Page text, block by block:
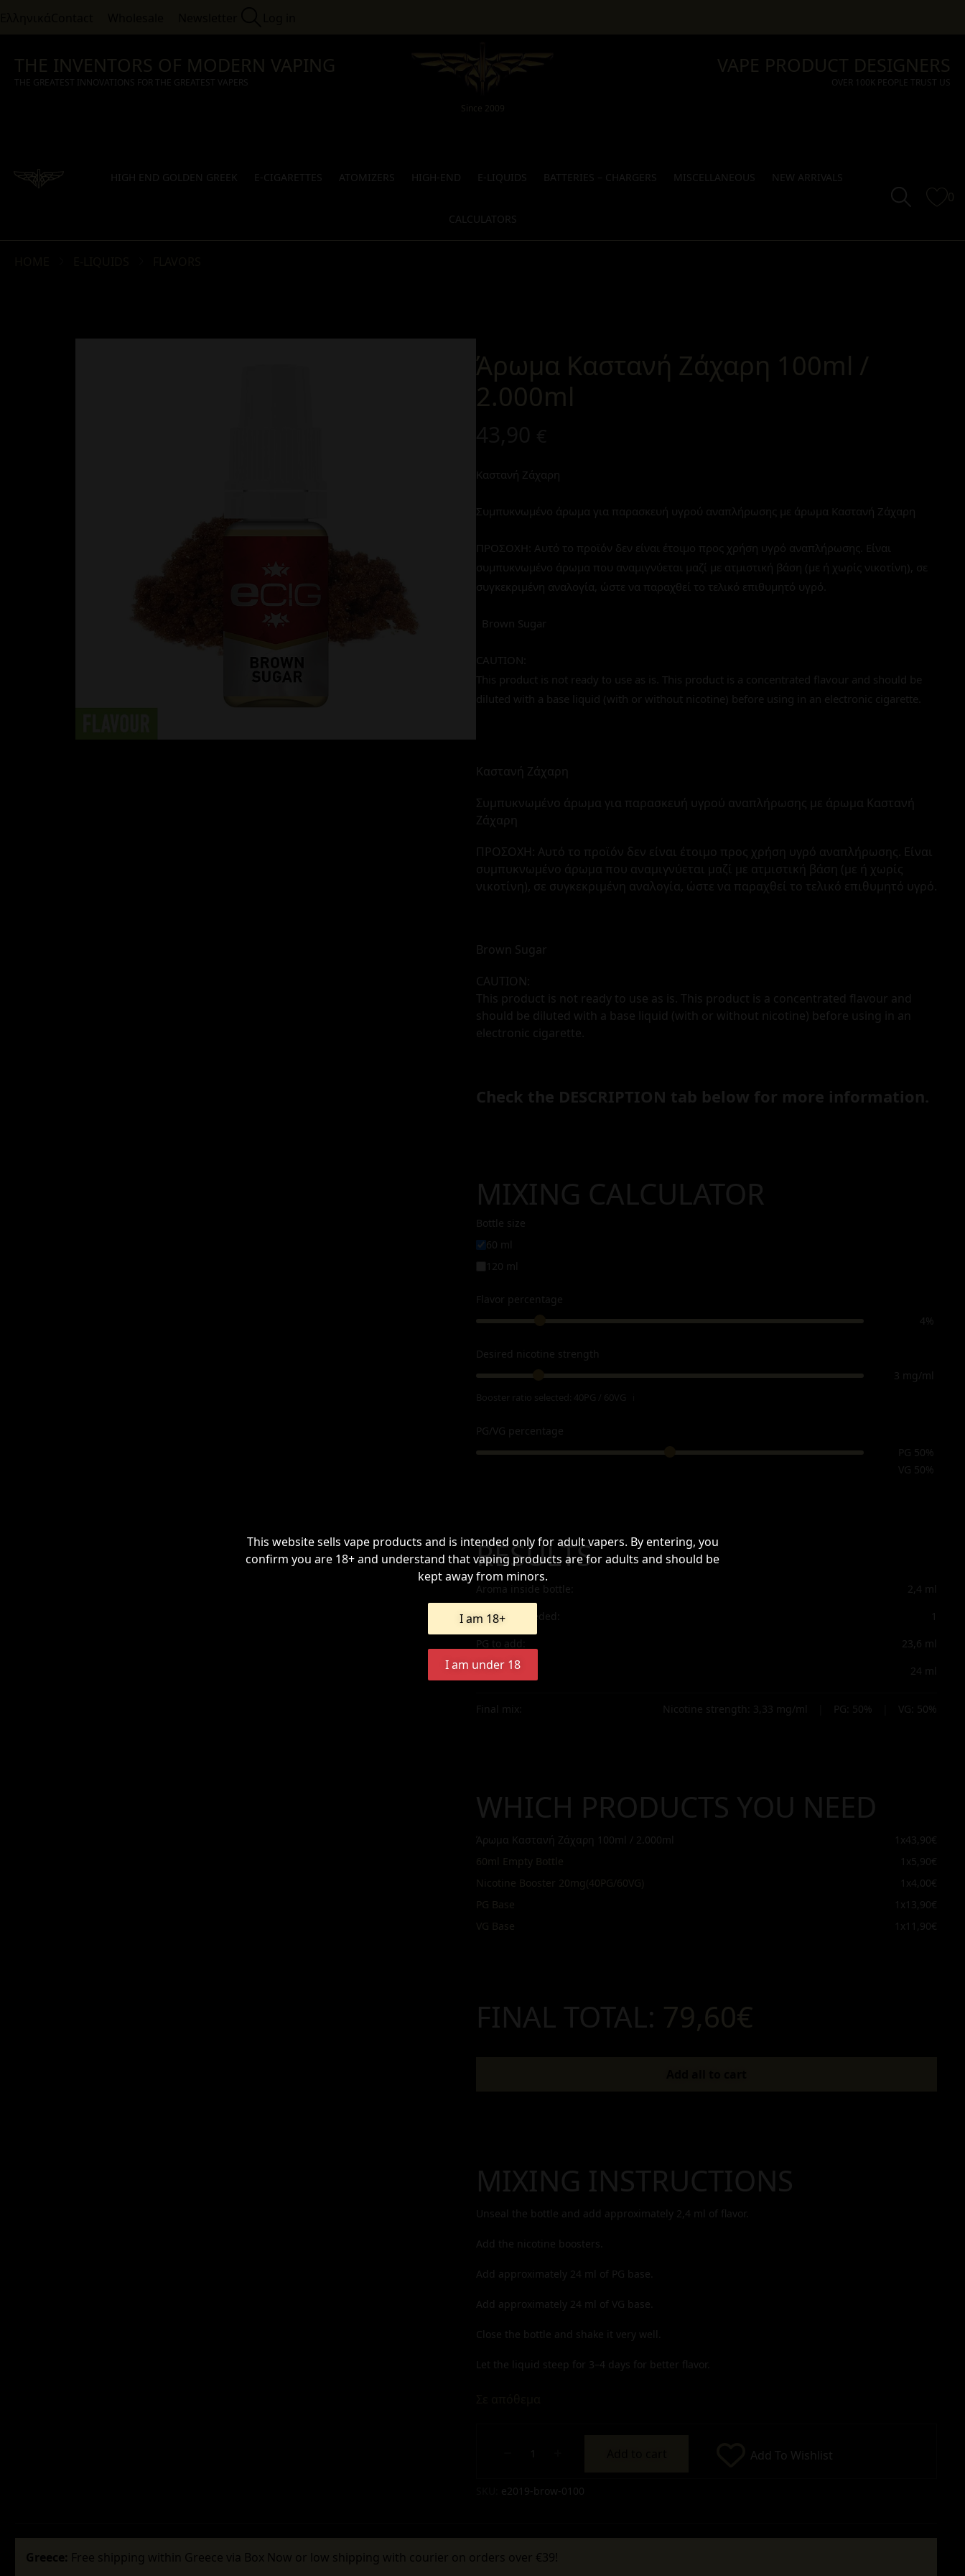
THE INVENTORS OF MODERN VAPING VAPE PRODUCT DESIGNERS
THE GREATEST INNOVATIONS FOR THE GREATEST VAPERS
Since 2009
OVER 100K PEOPLE TRUST US
HIGH END GOLDEN GREEK E-CIGARETTES ATOMIZERS HIGH-END E-LIQUIDS BATTERIES – CHARGERS MISCELLANEOUS NEW ARRIVALS
CALCULATORS
0
Άρωμα Καστανή Ζάχαρη 100ml /
2.000ml
Καστανή Ζάχαρη
Συμπυκνωμένο άρωμα για παρασκευή υγρού αναπλήρωσης με άρωμα Καστανή Ζάχαρη
ΠΡΟΣΟΧΗ: Αυτό το προϊόν δεν είναι έτοιμο προς χρήση υγρό αναπλήρωσης. Είναι
συμπυκνωμένο άρωμα που αναμιγνύεται μαζί με ατμιστική βάση (με ή χωρίς νικοτίνη), σε
συγκεκριμένη αναλογία, ώστε να παραχθεί το τελικό επιθυμητό υγρό.
Brown Sugar
CAUTION:
This product is not ready to use as is. This product is a concentrated flavour and should be
diluted with a base liquid (with or without nicotine) before using in an electronic cigarette.
Καστανή Ζάχαρη
Συμπυκνωμένο άρωμα για παρασκευή υγρού αναπλήρωσης με άρωμα Καστανή
Ζάχαρη
ΠΡΟΣΟΧΗ: Αυτό το προϊόν δεν είναι έτοιμο προς χρήση υγρό αναπλήρωσης. Είναι
συμπυκνωμένο άρωμα που αναμιγνύεται μαζί με ατμιστική βάση (με ή χωρίς
νικοτίνη), σε συγκεκριμένη αναλογία, ώστε να παραχθεί το τελικό επιθυμητό υγρό.
Brown Sugar
CAUTION:
This product is not ready to use as is. This product is a concentrated flavour and
should be diluted with a base liquid (with or without nicotine) before using in an
electronic cigarette.
Check the DESCRIPTION tab below for more information.
MIXING CALCULATOR
Bottle size
60 ml
120 ml
Flavor percentage
4%
Desired nicotine strength
3 mg/ml
PG/VG percentage
PG 50%
VG 50%
RESULTS
Aroma inside bottle: 2,4 ml
Boosters needed:
1
PG to add:
23,6 ml
VG to add:
24 ml
Final mix: Nicotine strength: 3,33 mg/ml PG: 50% VG: 50%
WHICH PRODUCTS YOU NEED
Άρωμα Καστανή Ζάχαρη 100ml / 2.000ml 1x43,90€
60ml Empty Bottle
1x5,90€
Nicotine Booster 20mg(40PG/60VG)
1x4,00€
PG Base
1x 13,90€
VG Base
1x 11,90€
FINAL TOTAL: 79,60€
MIXING INSTRUCTIONS
Unseal the bottle and add approximately 2,4 ml of flavor.
Add the nicotine boosters.
Add approximately 24 ml of PG base.
Add approximately 24 ml of VG base.
Close the bottle and shake it very well.
Let the liquid steep for 3–4 days for better flavor.
Add To Wishlist
Alternative:
e2019-brow-0100
Greece: Free shipping within Greece via Box Now or low shipping with courier on orders over €39!
This website sells vape products and is intended only for adult vapers. By entering, you
confirm you are 18+ and understand that vaping products are for adults and should be
kept away from minors.
I am 18+
I am under 18